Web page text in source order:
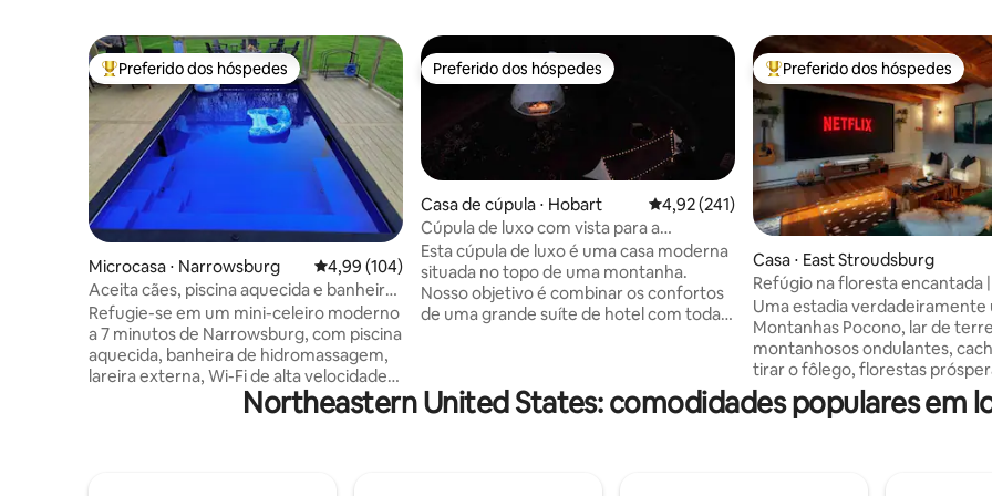
Entre os melhores preferidos dos hóspedes
Preferido dos hóspedes
Microcasa ⋅ Narrowsburg 4,99 de uma avaliação média de 5, 104 avaliações
4,99 (104)
Aceita cães, piscina aquecida e banheira
de hidromassagem, com quintal cercado
Refugie-se em um mini-celeiro moderno
a 7 minutos de Narrowsburg, com piscina
aquecida, banheira de hidromassagem,
lareira externa, Wi-Fi de alta velocidade,
carregador para veículos elétricos,
gerador de reserva e um quintal
Preferido dos hóspedes
Preferido dos hóspedes
Casa de cúpula ⋅ Hobart 4,92 de uma avaliação média de 5, 241
4,92 (241)
Cúpula de luxo com vista para a
montanha e piscina de imersão aquecida
Esta cúpula de luxo é uma casa moderna
situada no topo de uma montanha.
Nosso objetivo é combinar os confortos
de uma grande suíte de hotel com todas
riacho na floresta. Adequado para
estadias de longa duração WFH! Temos
Entre os melhores preferidos
Preferido dos hóspedes
Casa ⋅ East Stroudsburg
Refúgio na floresta encantada
de hidromassagem | Tela de
Uma estadia verdadeiramente
Montanhas Pocono, lar de
montanhosos ondulantes,
tirar o fôlego, florestas
milhas de rio sinuoso. Criado
experiência temática "noite
Northeastern United States: comodidades populares em